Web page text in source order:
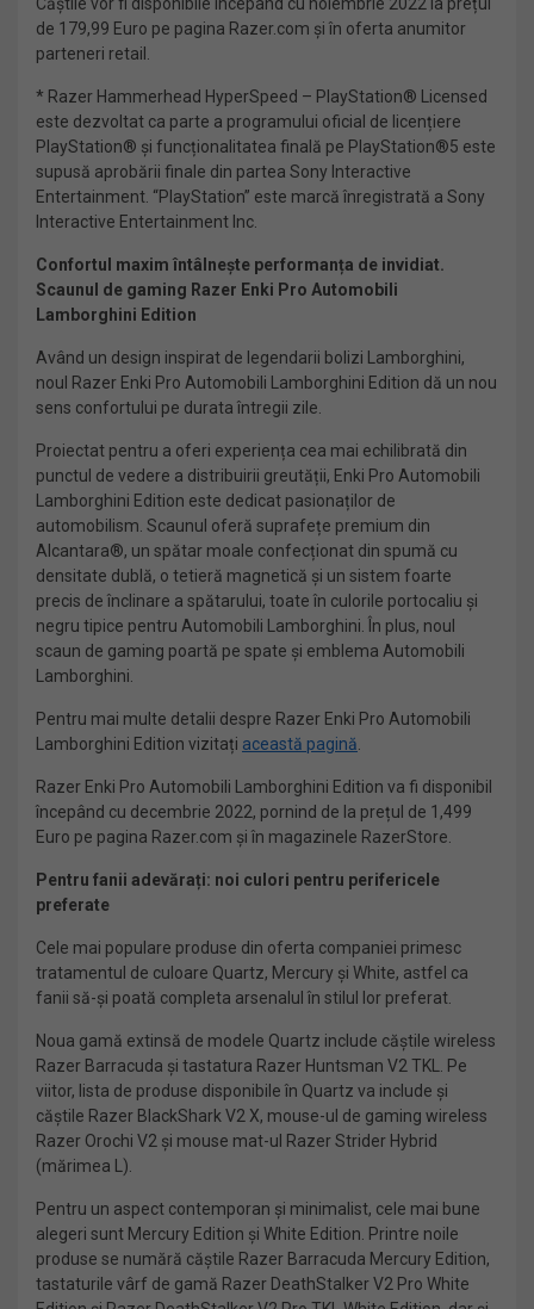
de 179,99 Euro pe pagina Razer.com și în oferta anumitor
parteneri retail.
* Razer Hammerhead HyperSpeed – PlayStation® Licensed
este dezvoltat ca parte a programului oficial de licențiere
PlayStation® și funcționalitatea finală pe PlayStation®5 este
supusă aprobării finale din partea Sony Interactive
Entertainment. “PlayStation” este marcă înregistrată a Sony
Interactive Entertainment Inc.
Confortul maxim întâlnește performanța de invidiat.
Scaunul de gaming Razer Enki Pro Automobili
Lamborghini Edition
Având un design inspirat de legendarii bolizi Lamborghini,
noul Razer Enki Pro Automobili Lamborghini Edition dă un nou
sens confortului pe durata întregii zile.
Proiectat pentru a oferi experiența cea mai echilibrată din
punctul de vedere a distribuirii greutății, Enki Pro Automobili
Lamborghini Edition este dedicat pasionaților de
automobilism. Scaunul oferă suprafețe premium din
Alcantara®, un spătar moale confecționat din spumă cu
densitate dublă, o tetieră magnetică și un sistem foarte
precis de înclinare a spătarului, toate în culorile portocaliu și
negru tipice pentru Automobili Lamborghini. În plus, noul
scaun de gaming poartă pe spate și emblema Automobili
Lamborghini.
Pentru mai multe detalii despre Razer Enki Pro Automobili
Lamborghini Edition vizitați această pagină
Razer Enki Pro Automobili Lamborghini Edition va fi disponibil
începând cu decembrie 2022, pornind de la prețul de 1,499
Euro pe pagina Razer.com și în magazinele RazerStore.
Pentru fanii adevărați: noi culori pentru perifericele
preferate
Cele mai populare produse din oferta companiei primesc
tratamentul de culoare Quartz, Mercury și White, astfel ca
fanii să-și poată completa arsenalul în stilul lor preferat.
Noua gamă extinsă de modele Quartz include căștile wireless
Razer Barracuda și tastatura Razer Huntsman V2 TKL. Pe
viitor, lista de produse disponibile în Quartz va include și
căștile Razer BlackShark V2 X, mouse-ul de gaming wireless
Razer Orochi V2 și mouse mat-ul Razer Strider Hybrid
(mărimea L).
Pentru un aspect contemporan și minimalist, cele mai bune
alegeri sunt Mercury Edition și White Edition. Printre noile
produse se numără căștile Razer Barracuda Mercury Edition,
tastaturile vârf de gamă Razer DeathStalker V2 Pro White